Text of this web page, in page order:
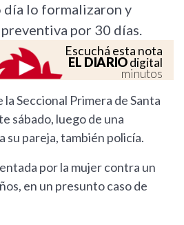
día lo formalizaron y
por 30 días.
Escuchá esta nota
EL DIARIOdigital
minutos
Seccional Primera de Santa
sábado, luego de una
su pareja, también policía.
por la mujer contra un
en un presunto caso de